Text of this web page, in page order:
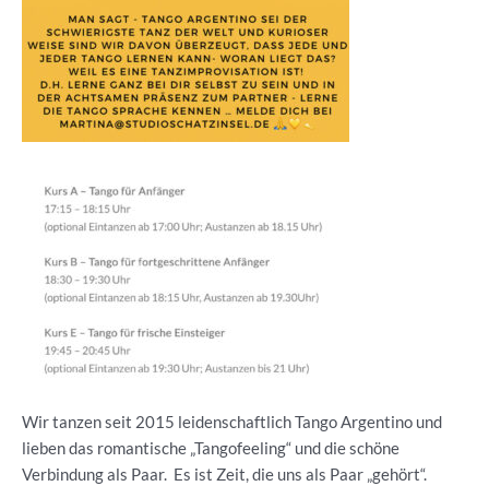
Wir tanzen seit 2015 leidenschaftlich Tango Argentino und
lieben das romantische „Tangofeeling“ und die schöne
Verbindung als Paar. Es ist Zeit, die uns als Paar „gehört“.